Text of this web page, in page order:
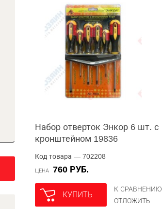
Набор отверток Энкор 6 шт. с
кронштейном 19836
Код товара — 702208
ЦЕНА 760 РУБ.
КУПИТЬ
К СРАВНЕНИЮ
ОТЛОЖИТЬ